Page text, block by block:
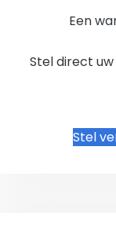
Een
Stel direct
Stel